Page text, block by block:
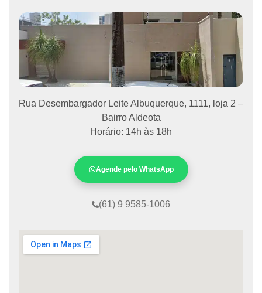
Rua Desembargador Leite Albuquerque, 1111, loja 2 –
Bairro Aldeota
Horário: 14h às 18h
Agende pelo WhatsApp
(61) 9 9585-1006